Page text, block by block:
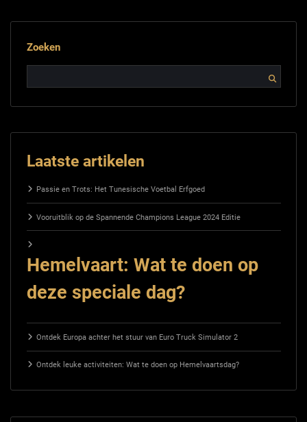
Zoeken
Laatste artikelen
Passie en Trots: Het Tunesische Voetbal Erfgoed
Vooruitblik op de Spannende Champions League 2024 Editie
Hemelvaart: Wat te doen op
deze speciale dag?
Ontdek Europa achter het stuur van Euro Truck Simulator 2
Ontdek leuke activiteiten: Wat te doen op Hemelvaartsdag?